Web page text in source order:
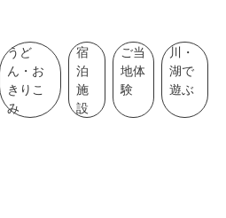
うど
ん・お
きりこ
み
宿
泊
施
設
ご当
地体
験
川・
湖で
遊ぶ